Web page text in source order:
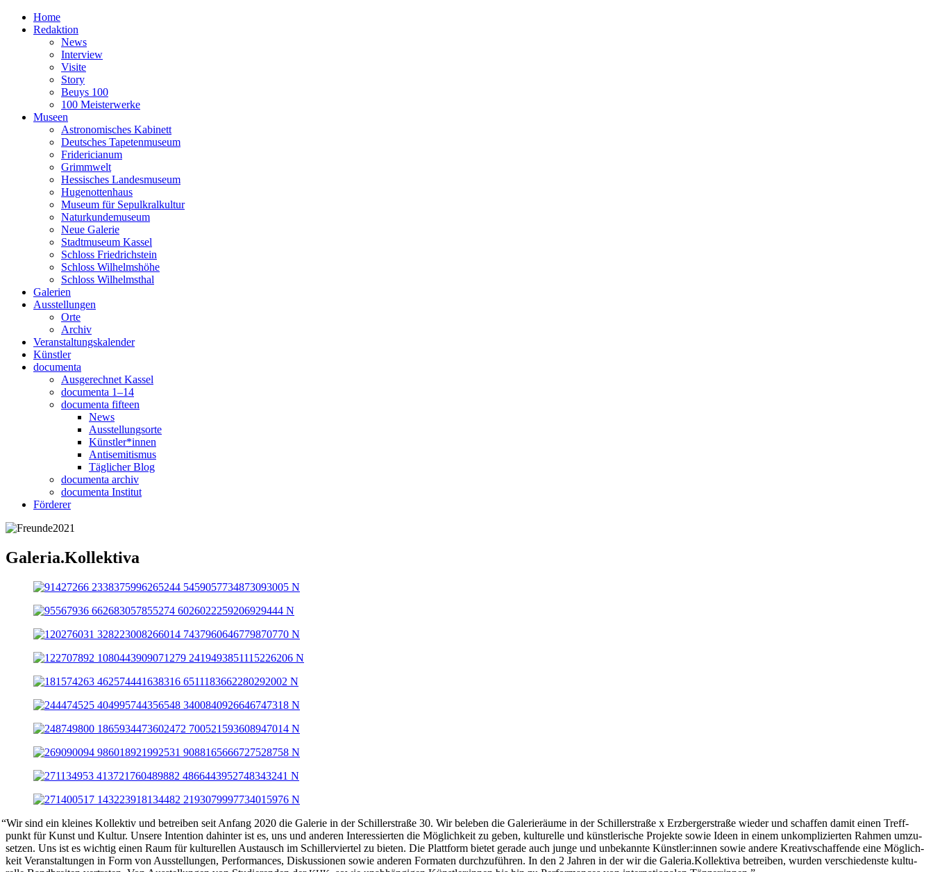
Home
Redaktion
News
Interview
Visite
Story
Beuys 100
100 Meisterwerke
Museen
Astronomisches Kabinett
Deutsches Tapetenmuseum
Fridericianum
Grimmwelt
Hessisches Landesmuseum
Hugenottenhaus
Museum für Sepulkralkultur
Naturkundemuseum
Neue Galerie
Stadtmuseum Kassel
Schloss Friedrichstein
Schloss Wilhelmshöhe
Schloss Wilhelmsthal
Galerien
Ausstellungen
Orte
Archiv
Veranstaltungskalender
Künstler
documenta
Ausgerechnet Kassel
documenta 1–14
documenta fifteen
News
Ausstellungsorte
Künstler*innen
Antisemitismus
Täglicher Blog
documenta archiv
documenta Institut
Förderer
Galeria.Kollektiva
“Wir sind ein klei­nes Kol­lek­tiv und betrei­ben seit Anfang 2020 die Gale­rie in der Schil­ler­stra­ße 30. Wir bele­ben die Gale­rie­räu­me in der Schil­ler­stra­ße x Erz­ber­ger­stra­ße wie­der und schaf­fen damit einen Treff­
punkt für Kunst und Kul­tur. Unse­re Inten­ti­on dahin­ter ist es, uns und ande­ren Inter­es­sier­ten die Mög­lich­keit zu geben, kul­tu­rel­le und künst­le­ri­sche Pro­jek­te sowie Ideen in einem unkom­pli­zier­ten Rah­men umzu­
set­zen. Uns ist es wich­tig einen Raum für kul­tu­rel­len Aus­tausch im Schil­ler­vier­tel zu bie­ten. Die Platt­form bie­tet gera­de auch jun­ge und unbe­kann­te Künstler:innen sowie ande­re Krea­tiv­schaf­fen­de eine Mög­lich­
keit Ver­an­stal­tun­gen in Form von Aus­stel­lun­gen, Per­for­man­ces, Dis­kus­sio­nen sowie ande­ren For­ma­ten durch­zu­füh­ren. In den 2 Jah­ren in der wir die Galeria.Kollektiva betrei­ben, wur­den ver­schie­dens­te kul­tu­